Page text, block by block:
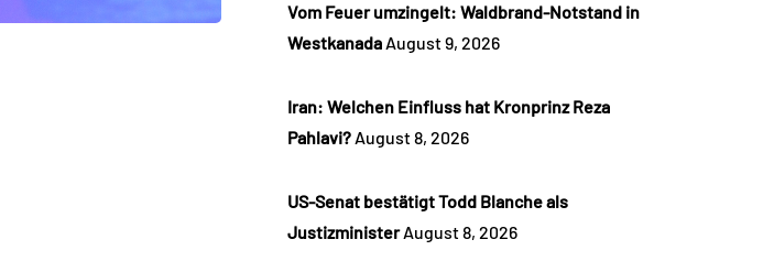
Vom Feuer umzingelt: Waldbrand-Notstand in
Westkanada August 9, 2026
Iran: Welchen Einfluss hat Kronprinz Reza
Pahlavi? August 8, 2026
US-Senat bestätigt Todd Blanche als
Justizminister August 8, 2026